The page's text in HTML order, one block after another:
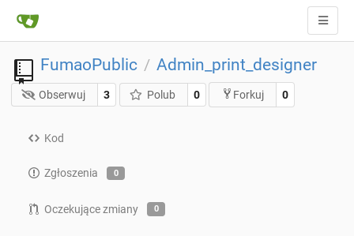
FumaoPublic / Admin_print_designer
Obserwuj 3 Polub 0 Forkuj 0
Kod
Zgłoszenia 0
Oczekujące zmiany 0